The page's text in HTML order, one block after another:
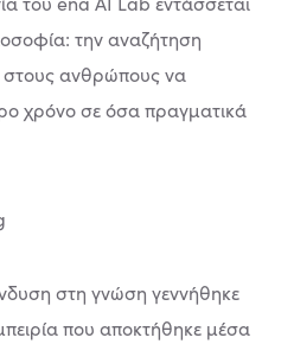
την αναζήτηση
στους ανθρώπους να
χρόνο σε όσα πραγματικά
στη γνώση γεννήθηκε
που αποκτήθηκε μέσα